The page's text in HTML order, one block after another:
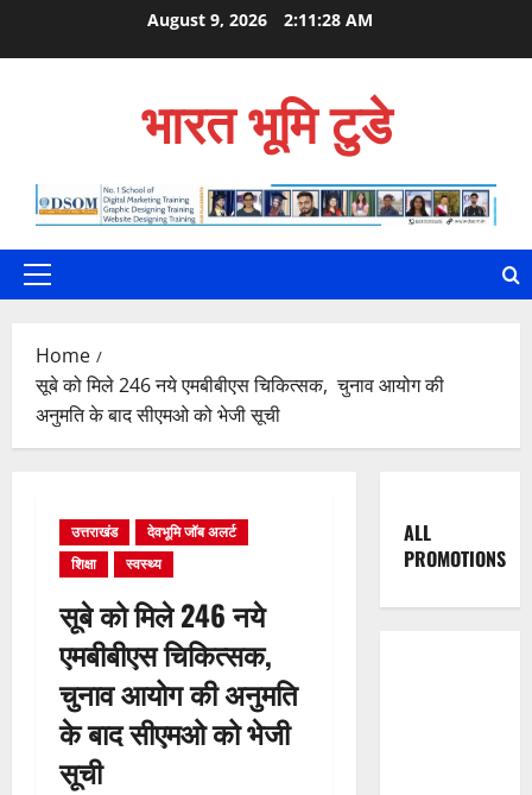
August 9, 2026 2:11:30 AM
भारत भूमि टुडे
Primary
Home
सूबे को मिले 246 नये एमबीबीएस चिकित्सक, चुनाव आयोग की
अनुमति के बाद सीएमओ को भेजी सूची
उत्तराखंड
देवभूमि जॉब अलर्ट
शिक्षा
स्वस्थ्य
सूबे को मिले 246 नये
एमबीबीएस चिकित्सक,
चुनाव आयोग की अनुमति
के बाद सीएमओ को भेजी
सूची
ALL
PROMOTIONS